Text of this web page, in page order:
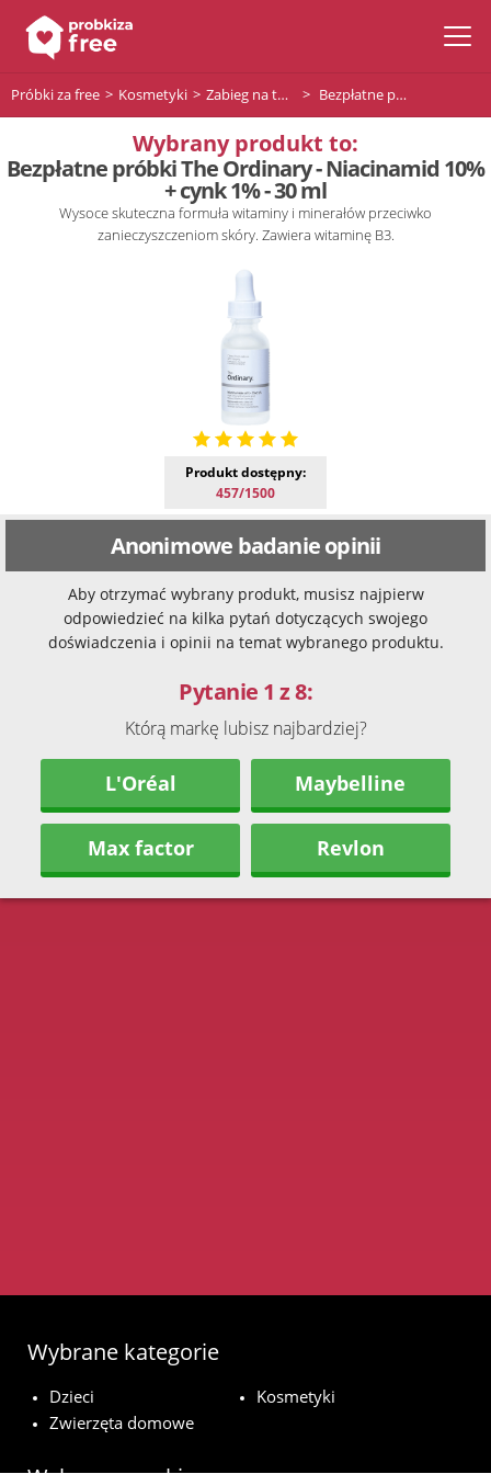
Próbki za free Kosmetyki Zabieg na twarz Bezpłatne próbki The Ordinary - Niacinamid 10% + cynk 1% - 30 ml
Wybrany produkt to:
Bezpłatne próbki The Ordinary - Niacinamid 10%
+ cynk 1% - 30 ml
Wysoce skuteczna formuła witaminy i minerałów przeciwko
zanieczyszczeniom skóry. Zawiera witaminę B3.
Produkt dostępny:
457/1500
Anonimowe badanie opinii
Aby otrzymać wybrany produkt, musisz najpierw
odpowiedzieć na kilka pytań dotyczących swojego
doświadczenia i opinii na temat wybranego produktu.
Pytanie 1 z 8:
Którą markę lubisz najbardziej?
L'Oréal Maybelline
Max factor Revlon
Wybrane kategorie
Dzieci
Kosmetyki
Zwierzęta domowe